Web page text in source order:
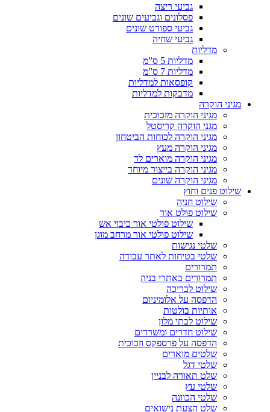
גביעי ריצה
פסלונים וגביעים שונים
גביעי ספורט שונים
גביעי שחיה
מדליות
מדליות 5 ס”מ
מדליות 7 ס”מ
קופסאות למדליות
מדבקות למדליות
מגיני הוקרה
מגיני הוקרה מזכוכית
מגני הוקרה קריסטל
מגיני הוקרה לכוחות הביטחון
מגיני הוקרה מעץ
מגיני הוקרה מוארים לד
מגיני הוקרה בייצור מיוחד
מגיני הוקרה שונים
שילוט פנים וחוץ
שילוט חניה
שילוט פולט אור
שילוט פולטי אור כיבוי אש
שילוט פולטי אור מרחב מוגן
שלטי נגישות
שלטי בטיחות לאתר עבודה
תמרורים
תמרורים באתרי בניה
שילוט לבריכה
הדפסה על אלומיניום
אותיות בולטות
שילוט לבתי מלון
שילוט חדרים ומשרדים
הדפסה על פרספקס וזכוכית
שלטים מוארים
שלטי דגל
שלט תאורה לבניין
שלטי עץ
שלטי הכוונה
שלט הצעת נישואים